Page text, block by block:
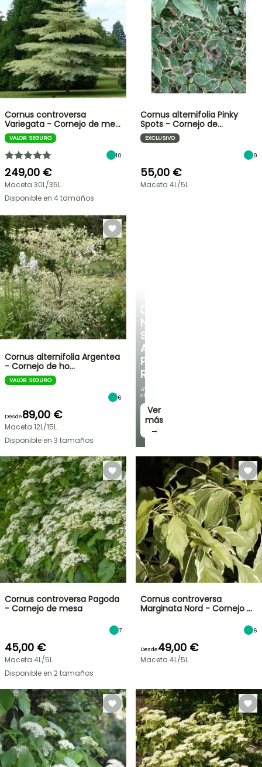
DESCUBRE
NUESTRA
SELECCIÓN
A
PRECIOS
REDUCIDOS
¡Y
ahorra!
Ver
más
→
Cornus controversa
Variegata - Cornejo de me…
VALOR SEGURO
10
249,00 €
Maceta 30L/35L
Disponible en 4 tamaños
Cornus alternifolia Pinky
Spots - Cornejo de…
EXCLUSIVO
9
55,00 €
Maceta 4L/5L
Cornus alternifolia Argentea
- Cornejo de ho…
VALOR SEGURO
6
Desde89,00 €
Maceta 12L/15L
Disponible en 3 tamaños
Cornus controversa Pagoda
- Cornejo de mesa
7
45,00 €
Maceta 4L/5L
Disponible en 2 tamaños
Cornus controversa
Marginata Nord - Cornejo …
6
Desde49,00 €
Maceta 4L/5L